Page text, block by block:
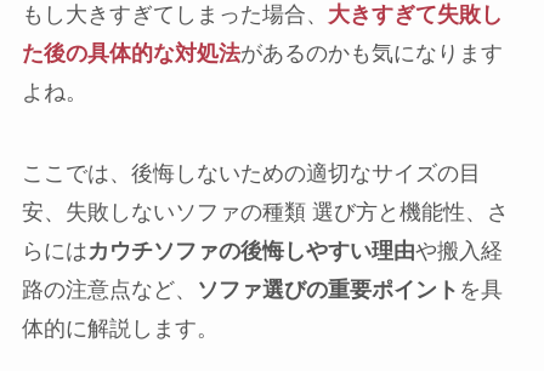
もし大きすぎてしまった場合、 大きすぎて失敗し
た後の具体的な対処法があるのかも気になります
よね。
ここでは、後悔しないための適切なサイズの目
安、失敗しないソファの種類 選び方と機能性、さ
らにはカウチソファの後悔しやすい理由や搬入経
路の注意点など、
ソファ選びの重要ポイント を具
体的に解説します。